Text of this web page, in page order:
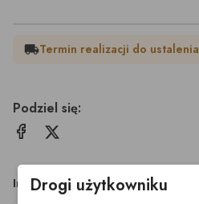
local_shippingTermin realizacji do ustalenia
Podziel się:
Inne produkty z tej kategorii
Drogi użytkowniku